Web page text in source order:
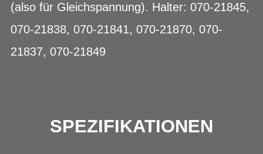
(also für Gleichspannung). Halter: 070-21845,
070-21838, 070-21841, 070-21870, 070-
21837, 070-21849
SPEZIFIKATIONEN